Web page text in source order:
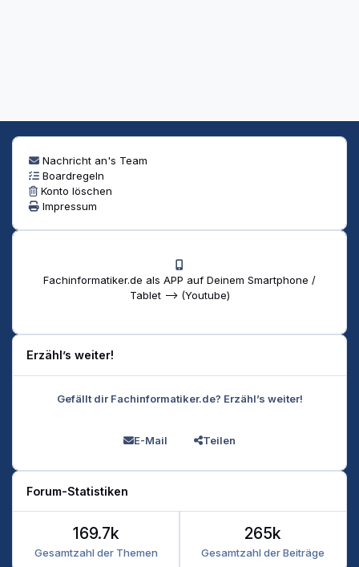
Nachricht an's Team
Boardregeln
Konto löschen
Impressum
Fachinformatiker.de als APP auf Deinem Smartphone /
Tablet --> (Youtube)
Erzähl’s weiter!
Gefällt dir Fachinformatiker.de? Erzähl’s weiter!
E-Mail Teilen
Forum-Statistiken
Gesamtzahl der Themen
169.7k
Gesamtzahl der Beiträge
265k